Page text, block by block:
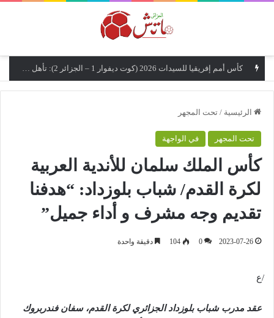
كأس أمم إفريقيا للسيدات 2026 (كوت ديفوار 1 – الجزائر 2): تأهل تاريخي مزدوج إلى نصف النهائي وإلى نهائيات كأس العالم 2027
الرئيسية / تحت المجهر
تحت المجهر في الواجهة
كأس الملك سلمان للأندية العربية
لكرة القدم/ شباب بلوزداد: “هدفنا
تقديم وجه مشرف و أداء جميل”
2023-07-26
0
104 دقيقة واحدة
/ع
عقد مدرب شباب بلوزداد الجزائري لكرة القدم، سفان فندربروك